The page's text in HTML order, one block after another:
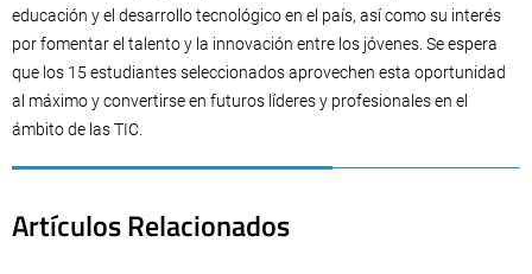
educación y el desarrollo tecnológico en el país, así como su interés
por fomentar el talento y la innovación entre los jóvenes. Se espera
que los 15 estudiantes seleccionados aprovechen esta oportunidad
al máximo y convertirse en futuros líderes y profesionales en el
ámbito de las TIC.
Artículos Relacionados